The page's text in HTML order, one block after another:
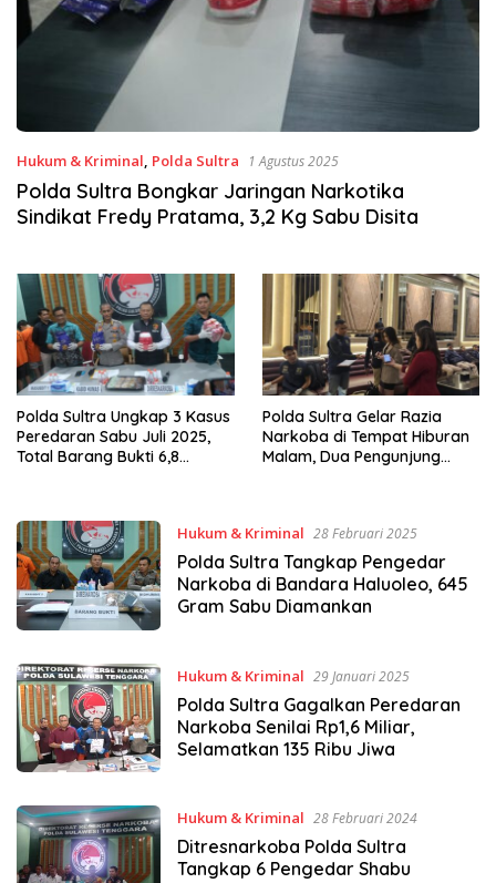
Hukum & Kriminal, Polda Sultra 1 Agustus 2025
Polda Sultra Bongkar Jaringan Narkotika
Sindikat Fredy Pratama, 3,2 Kg Sabu Disita
Polda Sultra Ungkap 3 Kasus
Peredaran Sabu Juli 2025,
Total Barang Bukti 6,8
Polda Sultra Gelar Razia
Narkoba di Tempat Hiburan
Malam, Dua Pengunjung
Hukum & Kriminal 28 Februari 2025
Polda Sultra Tangkap Pengedar
Narkoba di Bandara Haluoleo, 645
Gram Sabu Diamankan
Hukum & Kriminal 29 Januari 2025
Polda Sultra Gagalkan Peredaran
Narkoba Senilai Rp1,6 Miliar,
Selamatkan 135 Ribu Jiwa
Hukum & Kriminal 28 Februari 2024
Ditresnarkoba Polda Sultra
Tangkap 6 Pengedar Shabu